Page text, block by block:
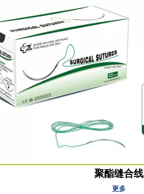
聚酯缝合线
更多